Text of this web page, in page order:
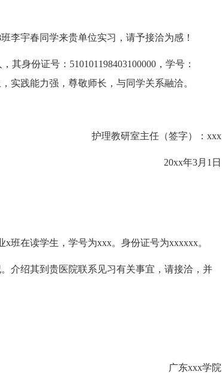
李宇春同学来贵单位实习，请予接洽为感！
身份证号：510101198403100000，学号：
实践能力强，尊敬师长，与同学关系融洽。
护理教研室主任（签字）：xxx
20xx年3月1日
班在读学生，学号为xxx。身份证号为xxxxxx。
介绍其到贵医院联系见习有关事宜，请接洽，并
广东xxx学院